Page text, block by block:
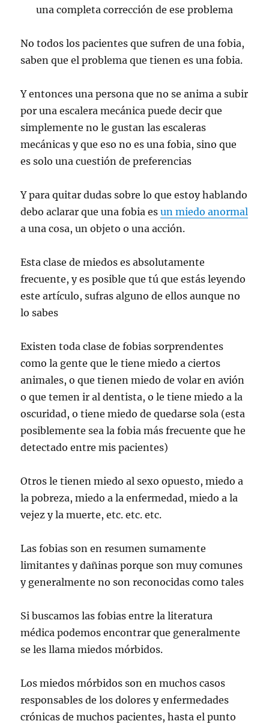
una completa corrección de ese problema
No todos los pacientes que sufren de una fobia,
saben que el problema que tienen es una fobia.
Y entonces una persona que no se anima a subir
por una escalera mecánica puede decir que
simplemente no le gustan las escaleras
mecánicas y que eso no es una fobia, sino que
es solo una cuestión de preferencias
Y para quitar dudas sobre lo que estoy hablando
debo aclarar que una fobia esun miedo anormal
a una cosa, un objeto o una acción.
Esta clase de miedos es absolutamente
frecuente, y es posible que tú que estás leyendo
este artículo, sufras alguno de ellos aunque no
lo sabes
Existen toda clase de fobias sorprendentes
como la gente que le tiene miedo a ciertos
animales, o que tienen miedo de volar en avión
o que temen ir al dentista, o le tiene miedo a la
oscuridad, o tiene miedo de quedarse sola (esta
posiblemente sea la fobia más frecuente que he
detectado entre mis pacientes)
Otros le tienen miedo al sexo opuesto, miedo a
la pobreza, miedo a la enfermedad, miedo a la
vejez y la muerte, etc. etc. etc.
Las fobias son en resumen sumamente
limitantes y dañinas porque son muy comunes
y generalmente no son reconocidas como tales
Si buscamos las fobias entre la literatura
médica podemos encontrar que generalmente
se les llama miedos mórbidos.
Los miedos mórbidos son en muchos casos
responsables de los dolores y enfermedades
crónicas de muchos pacientes, hasta el punto